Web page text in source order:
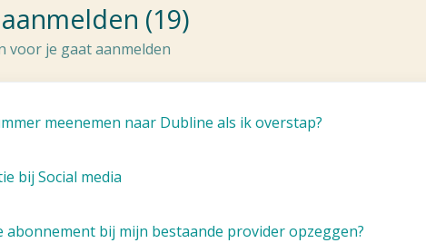
(19)
voor je gaat aanmelden
meenemen naar Dubline als ik overstap?
bij Social media
abonnement bij mijn bestaande provider opzeggen?